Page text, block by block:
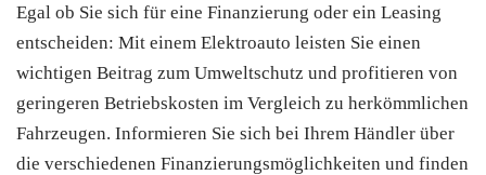
Egal ob Sie sich für eine Finanzierung oder ein Leasing
entscheiden: Mit einem Elektroauto leisten Sie einen
wichtigen Beitrag zum Umweltschutz und profitieren von
geringeren Betriebskosten im Vergleich zu herkömmlichen
Fahrzeugen. Informieren Sie sich bei Ihrem Händler über
die verschiedenen Finanzierungsmöglichkeiten und finden